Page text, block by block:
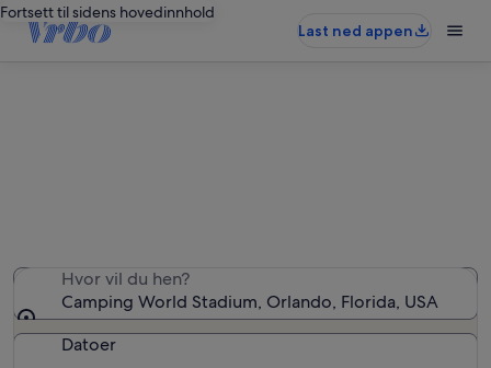
Fortsett til sidens hovedinnhold
Last ned appen
Hvor vil du hen?
Camping World Stadium, Orlando, Florida, USA
Datoer